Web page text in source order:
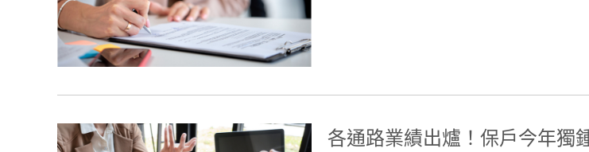
各通路業績出爐！保戶今年獨